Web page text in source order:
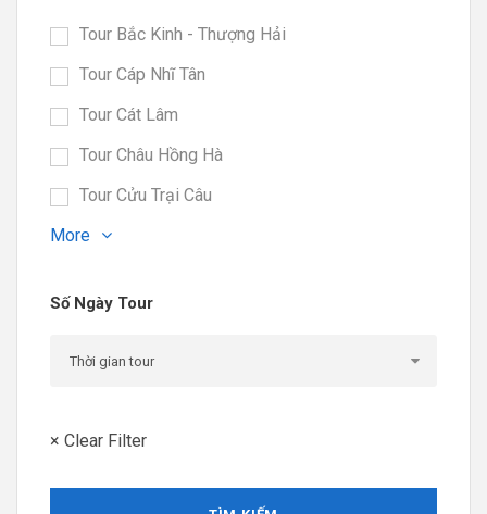
Tour Bắc Kinh - Thượng Hải
Tour Cáp Nhĩ Tân
Tour Cát Lâm
Tour Châu Hồng Hà
Tour Cửu Trại Câu
More
Số Ngày Tour
× Clear Filter